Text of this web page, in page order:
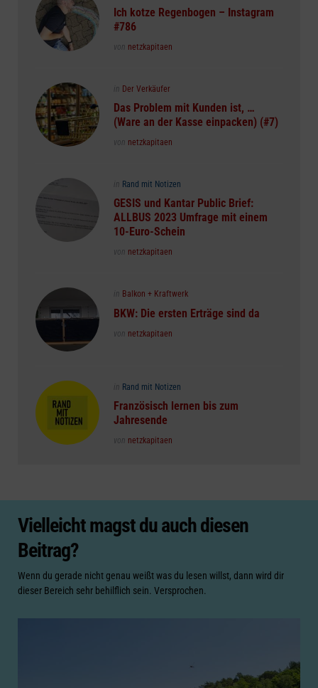
inIch kotze Regenbogen – Instagram
#786
Posted
von netzkapitaen
Posted
in
in Der Verkäufer
Das Problem mit Kunden ist, …
(Ware an der Kasse einpacken) (#7)
Posted
von netzkapitaen
Posted
in
in Rand mit Notizen
GESIS und Kantar Public Brief:
ALLBUS 2023 Umfrage mit einem
10-Euro-Schein
Posted
von netzkapitaen
Posted
in Balkon + Kraftwerk
BKW: Die ersten Erträge sind da
Posted
von netzkapitaen
Posted
in
in Rand mit Notizen
Französisch lernen bis zum
Jahresende
Posted
von netzkapitaen
Vielleicht magst du auch diesen
Beitrag?
Wenn du gerade nicht genau weißt was du lesen willst, dann wird dir
dieser Bereich sehr behilflich sein. Versprochen.